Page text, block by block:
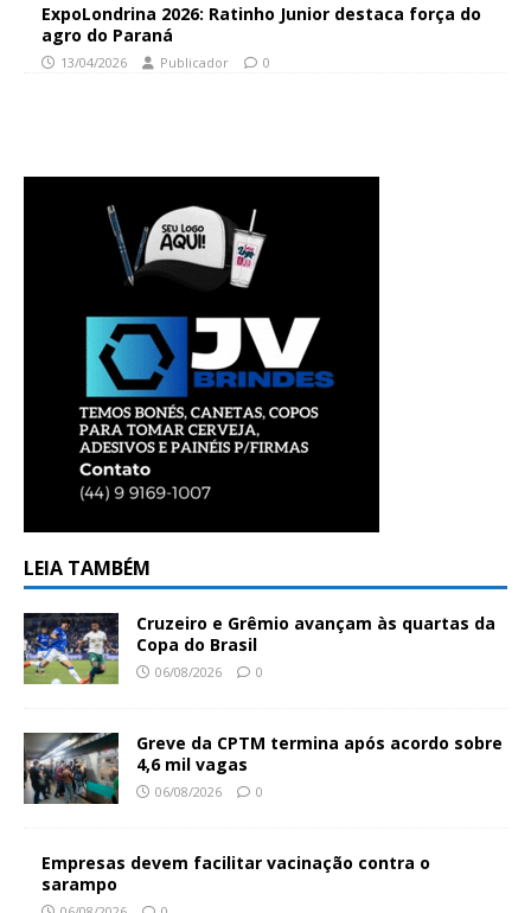
ExpoLondrina 2026: Ratinho Junior destaca força do
agro do Paraná
13/04/2026 Publicador 0
LEIA TAMBÉM
Cruzeiro e Grêmio avançam às quartas da
Copa do Brasil
06/08/2026 0
Greve da CPTM termina após acordo sobre
4,6 mil vagas
06/08/2026 0
Empresas devem facilitar vacinação contra o
sarampo